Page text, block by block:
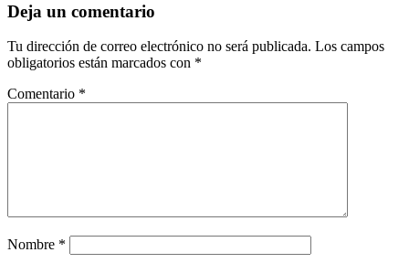
Deja un comentario
Tu dirección de correo electrónico no será publicada. Los campos
obligatorios están marcados con *
Comentario *
Nombre *